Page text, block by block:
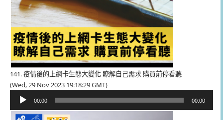
141. 疫情後的上網卡生態大變化 瞭解自己需求 購買前停看聽
(Wed, 29 Nov 2023 19:18:29 GMT)
播
00:00 00:00